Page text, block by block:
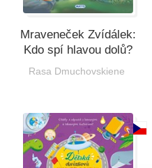
Mraveneček Zvídálek:
Kdo spí hlavou dolů?
Rasa Dmuchovskiene